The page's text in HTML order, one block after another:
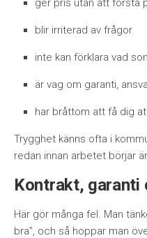
ger pris utan att förstå
blir irriterad av frågor
inte kan förklara vad
är vag om garanti,
har bråttom att få dig
Trygghet känns ofta i
redan innan arbetet börjar
Kontrakt, garanti
Här gör många fel. Man
bra”, och så hoppar man